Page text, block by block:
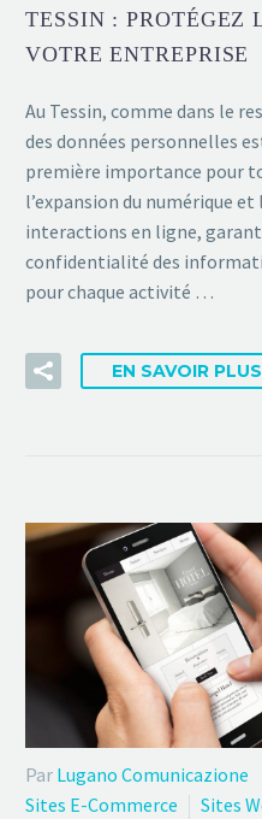
TESSIN : PROTÉGEZ
VOTRE ENTREPRISE
Au Tessin, comme dans le
des données personnelles
première importance pour
l’expansion du numérique
interactions en ligne,
confidentialité des
pour chaque activité …
EN SAVOIR PLUS
Par Lugano Comunicazione
Sites E-Commerce
Sites